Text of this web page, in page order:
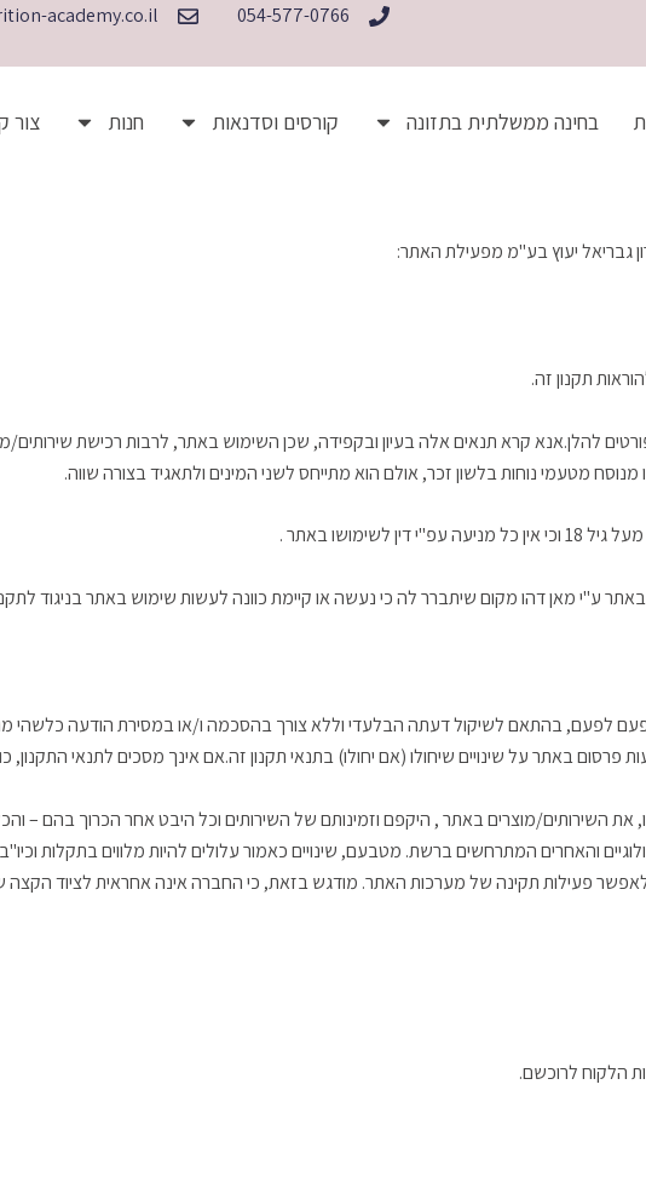
054-577-0766
academy.co.il
בחינה ממשלתית בתזונה קורסים וסדנאות חנות צור
גבריאל יעוץ בע"מ מפעילת האתר:
תקנון זה.
להלן.אנא קרא תנאים אלה בעיון ובקפידה, שכן השימוש באתר, לרבות רכישת
מטעמי נוחות בלשון זכר, אולם הוא מתייחס לשני המינים ולתאגיד בצורה שווה.
באתר .
מאן דהו מקום שיתברר לה כי נעשה או קיימת כוונה לעשות שימוש באתר בניגוד לתקנון
לפעם, בהתאם לשיקול דעתה הבלעדי וללא צורך בהסכמה ו/או במסירת הודעה כלשהי
באתר על שינויים שיחולו (אם יחולו) בתנאי תקנון זה.אם אינך מסכים לתנאי
מוצרים באתר , היקפם וזמינותם של השירותים וכל היבט אחר הכרוך בהם –
והאחרים המתרחשים ברשת. מטבעם, שינויים כאמור עלולים להיות מלווים בתקלות
פעילות תקינה של מערכות האתר. מודגש בזאת, כי החברה אינה אחראית לציוד
הלקוח לרוכשם.